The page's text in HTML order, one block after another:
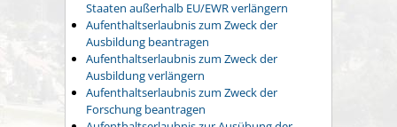
Staaten außerhalb EU/EWR verlängern
Aufenthaltserlaubnis zum Zweck der
Ausbildung beantragen
Aufenthaltserlaubnis zum Zweck der
Ausbildung verlängern
Aufenthaltserlaubnis zum Zweck der
Forschung beantragen